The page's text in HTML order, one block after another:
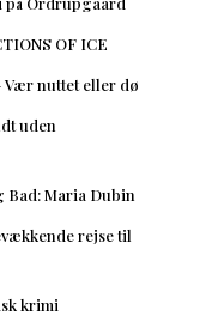
OF ICE
Vær nuttet eller dø
uden
Bad: Maria Dubin
rejse til
krimi